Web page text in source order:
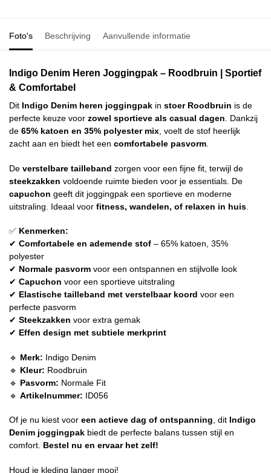
Foto's Beschrijving Aanvullende informatie
Indigo Denim Heren Joggingpak – Roodbruin | Sportief
& Comfortabel
Dit Indigo Denim heren joggingpak in stoer Roodbruin is de
perfecte keuze voor zowel sportieve als casual dagen. Dankzij
de 65% katoen en 35% polyester mix, voelt de stof heerlijk
zacht aan en biedt het een comfortabele pasvorm.
De verstelbare tailleband zorgen voor een fijne fit, terwijl de
steekzakken voldoende ruimte bieden voor je essentials. De
capuchon geeft dit joggingpak een sportieve en moderne
uitstraling. Ideaal voor fitness, wandelen, of relaxen in huis
✅ Kenmerken:
✔ Comfortabele en ademende stof – 65% katoen, 35%
polyester
✔ Normale pasvorm voor een ontspannen en stijlvolle look
✔ Capuchon voor een sportieve uitstraling
✔ Elastische tailleband met verstelbaar koord voor een
perfecte pasvorm
✔ Steekzakken voor extra gemak
✔ Effen design met subtiele merkprint
🔹 Merk: Indigo Denim
🔹 Kleur: Roodbruin
🔹 Pasvorm: Normale Fit
🔹 Artikelnummer: ID056
Of je nu kiest voor een actieve dag of ontspanning, dit Indigo
Denim joggingpak biedt de perfecte balans tussen stijl en
comfort. Bestel nu en ervaar het zelf!
Houd je kleding langer mooi!